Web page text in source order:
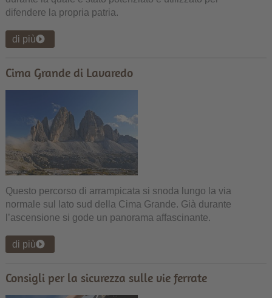
difendere la propria patria.
di più
Cima Grande di Lavaredo
Questo percorso di arrampicata si snoda lungo la via
normale sul lato sud della Cima Grande. Già durante
l’ascensione si gode un panorama affascinante.
di più
Consigli per la sicurezza sulle vie ferrate